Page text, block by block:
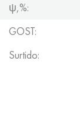
ψ,%:
GOST:
Surtido: